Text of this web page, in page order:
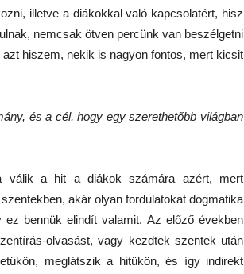
illetve a diákokkal való kapcsolatért, hisz
nemcsak ötven percünk van beszélgetni
hiszem, nekik is nagyon fontos, mert kicsit
és a cél, hogy egy szerethetőbb világban
válik a hit a diákok számára azért, mert
akár olyan fordulatokat dogmatika
bennük elindít valamit. Az előző években
olvasást, vagy kezdtek szentek után
meglátszik a hitükön, és így indirekt